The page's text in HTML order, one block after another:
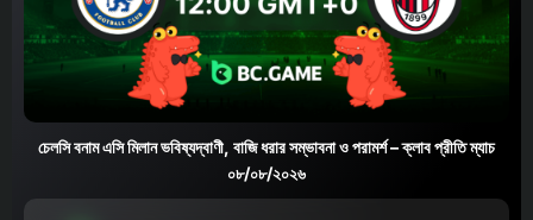
চেলসি বনাম এসি মিলান ভবিষ্যদ্বাণী, বাজি ধরার সম্ভাবনা ও পরামর্শ – ক্লাব প্রীতি ম্যাচ
০৮/০৮/২০২৬